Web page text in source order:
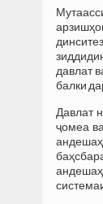
давлат
балки
Давлат
ҷомеа